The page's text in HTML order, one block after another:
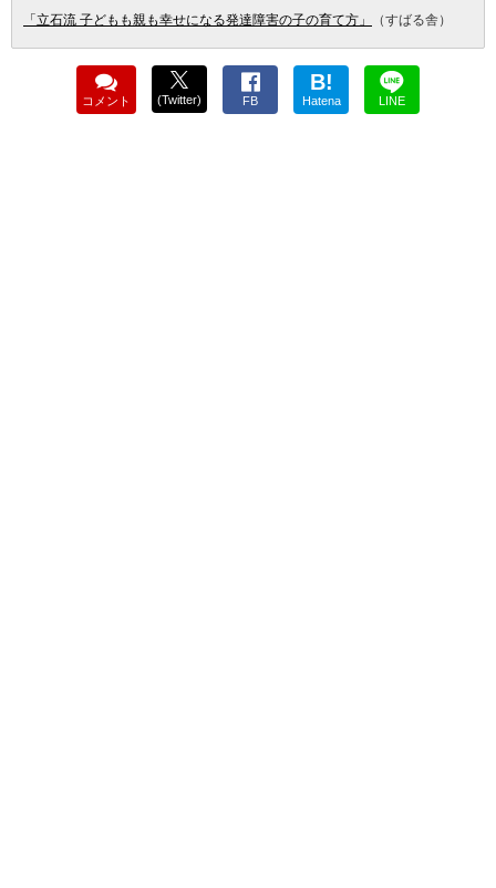
「立石流 子どもも親も幸せになる発達障害の子の育て方」 （すばる舎）
コメント (Twitter) FB
B!
Hatena LINE